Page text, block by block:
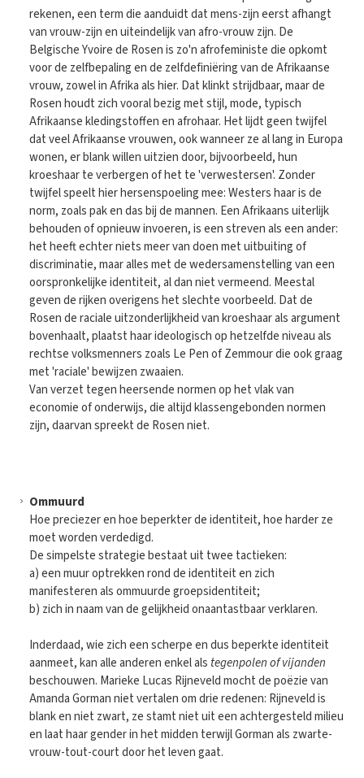
rekenen, een term die aanduidt dat mens-zijn eerst afhangt
van vrouw-zijn en uiteindelijk van afro-vrouw zijn. De
Belgische Yvoire de Rosen is zo'n afrofeministe die opkomt
voor de zelfbepaling en de zelfdefiniëring van de Afrikaanse
vrouw, zowel in Afrika als hier. Dat klinkt strijdbaar, maar de
Rosen houdt zich vooral bezig met stijl, mode, typisch
Afrikaanse kledingstoffen en afrohaar. Het lijdt geen twijfel
dat veel Afrikaanse vrouwen, ook wanneer ze al lang in Europa
wonen, er blank willen uitzien door, bijvoorbeeld, hun
kroeshaar te verbergen of het te 'verwestersen'. Zonder
twijfel speelt hier hersenspoeling mee: Westers haar is de
norm, zoals pak en das bij de mannen. Een Afrikaans uiterlijk
behouden of opnieuw invoeren, is een streven als een ander:
het heeft echter niets meer van doen met uitbuiting of
discriminatie, maar alles met de wedersamenstelling van een
oorspronkelijke identiteit, al dan niet vermeend. Meestal
geven de rijken overigens het slechte voorbeeld. Dat de
Rosen de raciale uitzonderlijkheid van kroeshaar als argument
bovenhaalt, plaatst haar ideologisch op hetzelfde niveau als
rechtse volksmenners zoals Le Pen of Zemmour die ook graag
met 'raciale' bewijzen zwaaien.
Van verzet tegen heersende normen op het vlak van
economie of onderwijs, die altijd klassengebonden normen
zijn, daarvan spreekt de Rosen niet.
Ommuurd
Hoe preciezer en hoe beperkter de identiteit, hoe harder ze
moet worden verdedigd.
De simpelste strategie bestaat uit twee tactieken:
a) een muur optrekken rond de identiteit en zich
manifesteren als ommuurde groepsidentiteit;
b) zich in naam van de gelijkheid onaantastbaar verklaren.
Inderdaad, wie zich een scherpe en dus beperkte identiteit
aanmeet, kan alle anderen enkel als tegenpolen of vijanden
beschouwen. Marieke Lucas Rijneveld mocht de poëzie van
Amanda Gorman niet vertalen om drie redenen: Rijneveld is
blank en niet zwart, ze stamt niet uit een achtergesteld milieu
en laat haar gender in het midden terwijl Gorman als zwarte-
vrouw-tout-court door het leven gaat.